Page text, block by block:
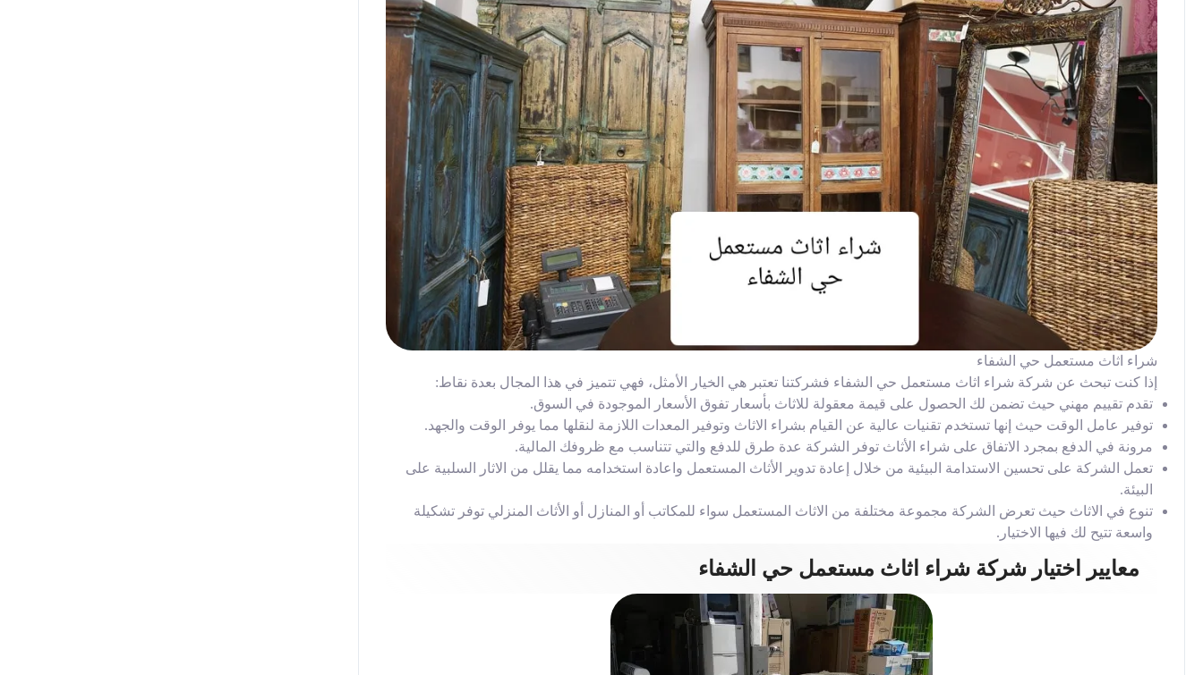
شراء اثاث مستعمل حي الشفاء
إذا كنت تبحث عن شركة شراء اثاث مستعمل حي الشفاء فشركتنا تعتبر هي الخيار الأمثل، فهي تتميز في هذا المجال بعدة نقاط:
تقدم تقييم مهني حيث تضمن لك الحصول على قيمة معقولة للاثاث بأسعار تفوق الأسعار الموجودة في السوق.
توفير عامل الوقت حيث إنها تستخدم تقنيات عالية عن القيام بشراء الاثاث وتوفير المعدات اللازمة لنقلها مما يوفر الوقت والجهد.
مرونة في الدفع بمجرد الاتفاق على شراء الأثاث توفر الشركة عدة طرق للدفع والتي تتناسب مع ظروفك المالية.
تعمل الشركة على تحسين الاستدامة البيئية من خلال إعادة تدوير الأثاث المستعمل واعادة استخدامه مما يقلل من الاثار السلبية على
البيئة.
تنوع في الاثاث حيث تعرض الشركة مجموعة مختلفة من الاثاث المستعمل سواء للمكاتب أو المنازل أو الأثاث المنزلي توفر تشكيلة
واسعة تتيح لك فيها الاختيار.
معايير اختيار شركة شراء اثاث مستعمل حي الشفاء